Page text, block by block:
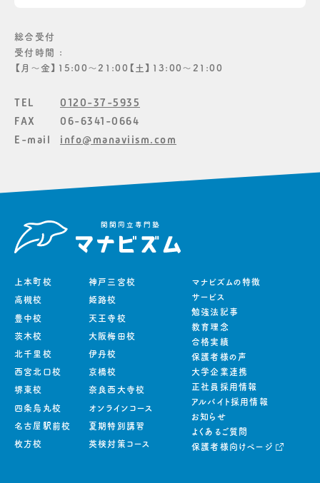
総合受付
受付時間 :
【月〜金】15:00〜21:00【土】13:00〜21:00
TEL
0120-37-5935
FAX
06-6341-0664
E-mail
info@manaviism.com
上本町校
高槻校
豊中校
茨木校
北千里校
西宮北口校
堺東校
四条烏丸校
名古屋駅前校
枚方校
神戸三宮校
姫路校
天王寺校
大阪梅田校
伊丹校
京橋校
奈良西大寺校
オンラインコース
夏期特別講習
英検対策コース
マナビズムの特徴
サービス
勉強法記事
教育理念
合格実績
保護者様の声
大学企業連携
正社員採用情報
アルバイト採用情報
お知らせ
よくあるご質問
保護者様向けページ